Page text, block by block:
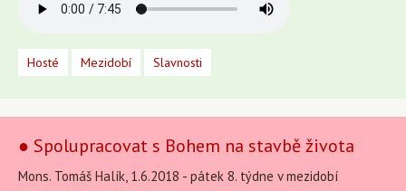
Hosté Mezidobí Slavnosti
● Spolupracovat s Bohem na stavbě života
Mons. Tomáš Halík, 1.6.2018 - pátek 8. týdne v mezidobí